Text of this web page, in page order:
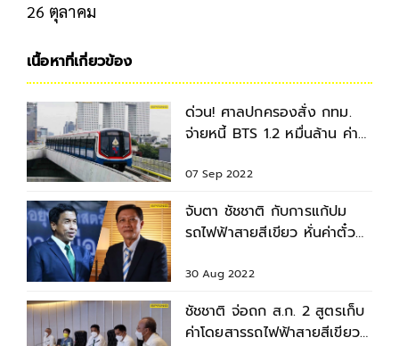
26 ตุลาคม
เนื้อหาที่เกี่ยวข้อง
ด่วน! ศาลปกครองสั่ง กทม.
จ่ายหนี้ BTS 1.2 หมื่นล้าน ค่า
07 Sep 2022
จับตา ชัชชาติ กับการแก้ปม
รถไฟฟ้าสายสีเขียว หั่นค่าตั๋ว
30 Aug 2022
ชัชชาติ จ่อถก ส.ก. 2 สูตรเก็บ
ค่าโดยสารรถไฟฟ้าสายสีเขียว